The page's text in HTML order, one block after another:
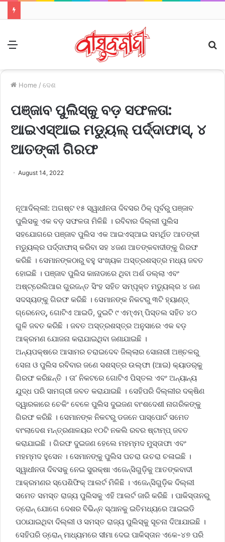
Home / ଦେଶ
ପଞ୍ଜାବ ପୁଲିସ୍‌କୁ ବଡ଼ ସଫଳତା:
ଆଇଏସ୍‌ଆଇ ମଡ୍ୟୁଲ୍ ପର୍ଦ୍ଦାଫାସ୍‌, ୪
ଆତଙ୍କୀ ଗିରଫ
August 14, 2022
ନୂଆଦିଲ୍ଲୀ: ଅଗଷ୍ଟ ୧୫ ସ୍ୱାଧୀନତା ଦିବସର ଠିକ୍ ପୂର୍ବରୁ ପଞ୍ଜାବ
ପୁଲିସକୁ ଏକ ବଡ଼ ସଫଳତା ମିଳିଛି । ରବିବାର ଦିଲ୍ଲୀ ପୁଲିସ
ସହଯୋଗରେ ପଞ୍ଜାବ ପୁଲିସ ଏକ ଆଇଏସ୍‌ଆଇ ସମର୍ଥିତ ଆତଙ୍କୀ
ମଡ୍ୟୁଲ୍‌ର ପର୍ଦ୍ଦାଫାସ୍ କରିବା ସହ ୪ଜଣ ଆତଙ୍କବାଦୀଙ୍କୁ ଗିରଫ
କରିଛି । ସେମାନଙ୍କଠାରୁ ବହୁ ସଂଖ୍ୟକ ଅସ୍ତ୍ରଶସ୍ତ୍ର ମଧ୍ୟ ଜବତ
ହୋଇଛି । ପଞ୍ଜାବ ପୁଲିସ କାନାଡାରେ ଥିବା ଅର୍ଶ ଡଲ୍ଲା ଏବଂ
ଅଷ୍ଟ୍ରେଲିଆର ଗୁରଜନ୍ତ ସିଂହ ସହିତ ସମ୍ପୃକ୍ତ ମଡ୍ୟୁଲ୍‌ର ୪ ଜଣ
ସଦସ୍ୟଙ୍କୁ ଗିରଫ କରିଛି । ସେମାନଙ୍କ ନିକଟରୁ ୩ଟି ହ୍ୟାଣ୍ଡ୍
ଗ୍ରେନେଡ୍‌, ଗୋଟିଏ ଆଇଡି, ଦୁଇଟି ୯ ଏମ୍‌ଏମ୍ ପିସ୍ତଲ ସହିତ ୪୦
ଗୁଳି ଜବତ କରିଛି । ଜବତ ଅସ୍ତ୍ରଶସ୍ତ୍ର ଅନୁସାରେ ଏକ ବଡ଼
ଆକ୍ରମଣ ଯୋଜନା କରାଯାଇଥିବା ଜଣାଯାଇଛି ।
ଅନ୍ୟପକ୍ଷରେ ଆସାମର ଚରାଇଦେବ ଜିଲ୍ଲାର ସୋନାରୀ ଅଞ୍ଚଳରୁ
ସେନା ଓ ପୁଲିସ ରବିବାର ଜଣେ ସଶସ୍ତ୍ର ଉଲ୍‌ଫା (ଆଇ) କ୍ୟାଡର୍‌କୁ
ଗିରଫ କରିଛନ୍ତି । ତା’ ନିକଟରେ ଗୋଟିଏ ପିସ୍ତଲ ଏବଂ ଅନ୍ୟାନ୍ୟ
ଯୁଦ୍ଧ ପରି ସାମଗ୍ରୀ ଜବତ କରାଯାଇଛି । ସେହିପରି ଦିଲ୍ଲୀର ଦକ୍ଷିଣ
ଦ୍ୱାରକାରେ ଚେକିଂ ବେଳେ ପୁଲିସ ଦୁଇଜଣ ବାଂଶଦେଶୀ ନାଗରିକଙ୍କୁ
ଗିରଫ କରିଛି । ସେମାନଙ୍କ ନିକଟରୁ ଡଜନେ ପାସ୍‌ପୋର୍ଟ ସମେତ
ବାଂଲାଦେଶ ମନ୍ତ୍ରଣାଳୟର ୧୦ଟି ନକଲି ରବର ଷ୍ଟାମ୍ପ୍ ଜବତ
କରାଯାଇଛି । ଗିରଫ ଦୁଇଜଣ ହେଲେ ମହମ୍ମଦ ମୁସ୍ତାଫା ଏବଂ
ମହମ୍ମଦ ହୁସେନ । ସେମାନଙ୍କୁ ପୁଲିସ ପଚରା ଉଚରା ଚଳାଇଛି ।
ସ୍ୱାଧୀନତା ଦିବସକୁ ନେଇ ସୁରକ୍ଷା ଏଜେନ୍ସିଗୁଡ଼ିକୁ ଆତଙ୍କବାଦୀ
ଆକ୍ରମଣର ସ୍ପେଶିଫିକ୍ ଆଲର୍ଟ ମିଳିଛି । ଏଜେନ୍ସିଗୁଡ଼ିକ ଦିଲ୍ଲୀ
ସମେତ ସମସ୍ତ ରାଜ୍ୟ ପୁଲିସକୁ ଏହି ଆଲର୍ଟ ଜାରି କରିଛି । ପାକିସ୍ତାନରୁ
ଡ୍ରୋନ୍ ଯୋଗେ ଦେଶର ବିଭିନ୍ନ ସ୍ଥାନକୁ ଇତିମଧ୍ୟରେ ଆଇଇଡି
ପଠାଯାଇଥିବା ଦିଲ୍ଲୀ ଓ ସମସ୍ତ ରାଜ୍ୟ ପୁଲିସ୍‌କୁ ସୂଚନା ଦିଆଯାଇଛି ।
ସେହିପରି ଡ୍ରୋନ୍ ମାଧ୍ୟମରେ ସୀମା ଦେଇ ପାକିସ୍ତାନ ଏକେ-୪୭ ପରି